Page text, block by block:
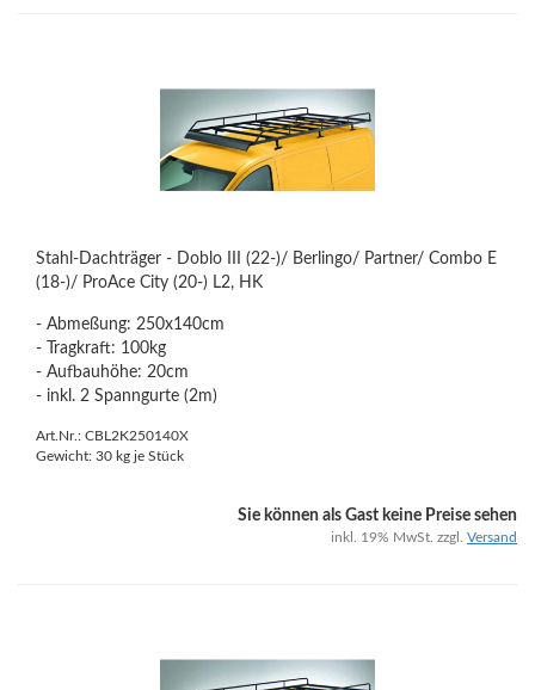
Stahl-Dachträger - Doblo III (22-)/ Berlingo/ Partner/ Combo E
(18-)/ ProAce City (20-) L2, HK
- Abmeßung: 250x140cm
- Tragkraft: 100kg
- Aufbauhöhe: 20cm
- inkl. 2 Spanngurte (2m)
Art.Nr.: CBL2K250140X
Gewicht: 30 kg je Stück
Sie können als Gast keine Preise sehen
inkl. 19% MwSt. zzgl. Versand